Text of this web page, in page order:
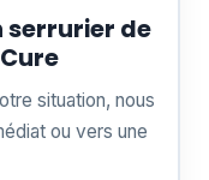
serrurier de
situation, nous
ou vers une